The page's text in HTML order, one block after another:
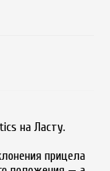
на Ласту.
прицела